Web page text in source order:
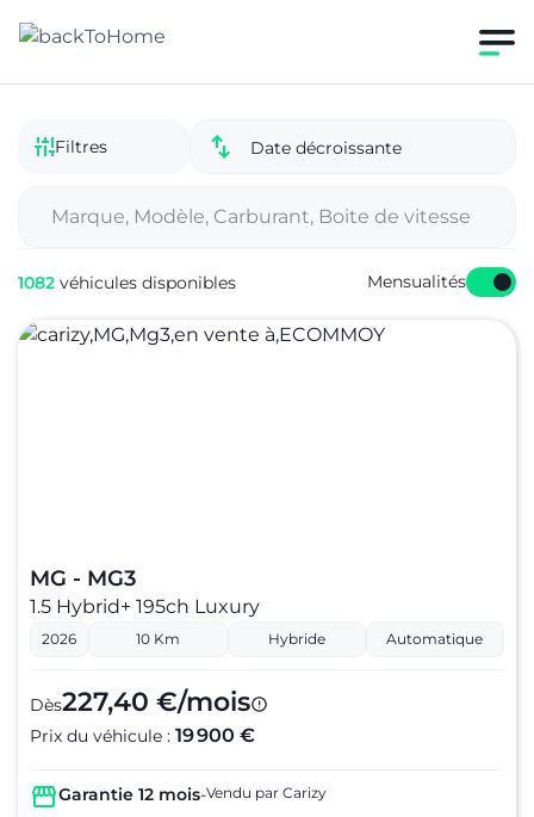
Filtres Date décroissante
1082 véhicules disponibles Mensualités
MG - MG3
1.5 Hybrid+ 195ch Luxury
2026 10 Km Hybride Automatique
Dès227,40 €/mois
Prix du véhicule : 19 900 €
Garantie 12 mois-Vendu par Carizy